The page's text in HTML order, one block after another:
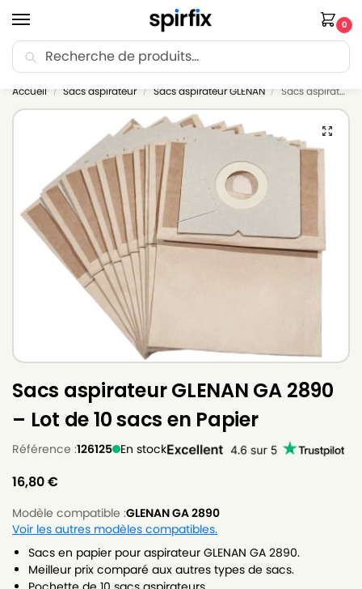
0
🚚 Livraison Point Relais offerte dès 30€ d’achat.
Accueil / Sacs aspirateur / Sacs aspirateur GLENAN / Sacs aspirateur GLENAN GA 2890 – Lot de 10 sacs en Papier
Sacs aspirateur GLENAN GA 2890
– Lot de 10 sacs en Papier
Référence :126125 En stock
16,80€
Modèle compatible :GLENAN GA 2890
Voir les autres modèles compatibles.
Sacs en papier pour aspirateur GLENAN GA 2890.
Meilleur prix comparé aux autres types de sacs.